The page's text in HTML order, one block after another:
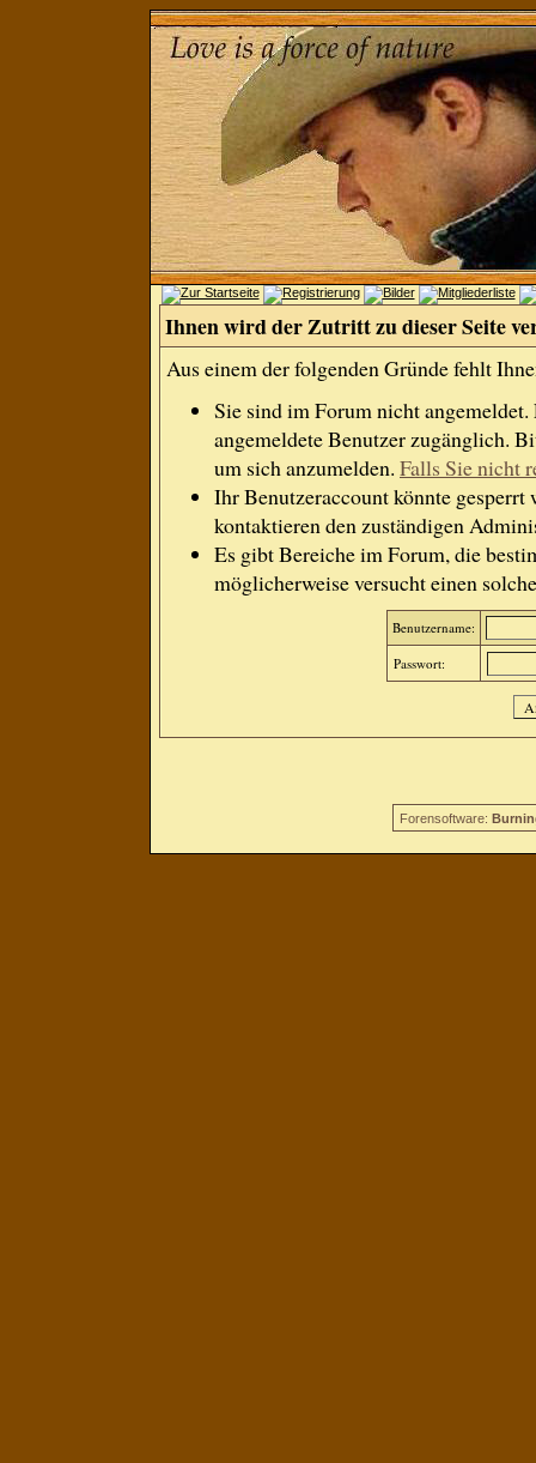
Ihnen wird der Zutritt zu dieser Seite
Aus einem der folgenden Gründe fehlt
Sie sind im Forum nicht
angemeldete Benutzer zugänglich.
um sich anzumelden. Falls Sie nicht
Ihr Benutzeraccount könnte gesperrt
kontaktieren den zuständigen
Es gibt Bereiche im Forum, die
möglicherweise versucht einen
Benutzername:
Passwort:
Forensoftware: